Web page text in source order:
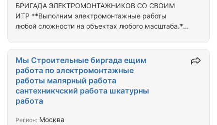
заключении договора аванс 20-30% от суммы…
БРИГАДА ЭЛЕКТРОМОНТАЖНИКОВ СО СВОИМ
ИТР **Выполним электромонтажные работы
любой сложности на объектах любого масштаба.**
техническим персоналом (ИТР). Берем в работу
жилые комплексы, коммерческие, промышленные
и административные объекты. Выполняем: 1.
Электромонтаж «под ключ». 2. Монтаж внутренних
и наружных электрических сетей. 3. Прокладку
кабельных трасс и монтаж кабельных линий. 4.
Установку и подключение…
Мы Строительные биргада ещим
работа по электромонтажные
работы малярный работа
сантехникчский работа шкатурны
работа
Регион: Москва